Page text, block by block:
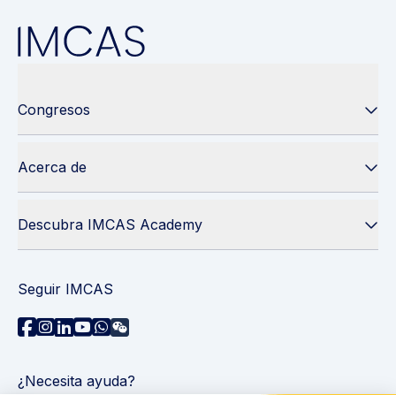
Congresos
Acerca de
Descubra IMCAS Academy
Seguir IMCAS
¿Necesita ayuda?